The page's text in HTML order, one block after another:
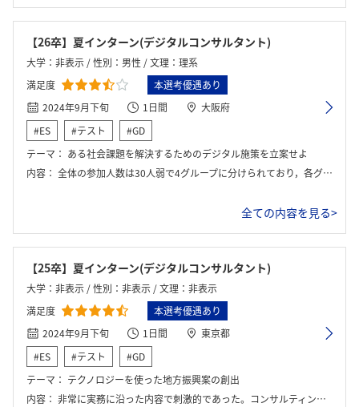
【26卒】夏インターン(デジタルコンサルタント)
大学：非表示 / 性別：男性 / 文理：理系
満足度
本選考優遇あり
2024年9月下旬
1日間
大阪府
#ES
#テスト
#GD
テーマ： ある社会課題を解決するためのデジタル施策を立案せよ
内容： 全体の参加人数は30人弱で4グループに分けられており，各グループに1人マネージャークラスの社員さんがメンターとして付く． 企業・部門説明を簡単に行った後，ワークのテーマに関する説明が行われたのちにすぐにワークに取り掛かる．ワークの進め方は各グループに委ねられていた．ワーク終了後，2グループに分かれてプレゼン・質疑応答を行い，最後は軽食が用意された懇親会（参加は任意）が開かれた．備品としてはホワイトボードを自由に使う事ができた．また，最終発表の形式はPowerPointで，グループのメンバー全員で発表を行った．質疑応答はもう一つのグループのメンター社員と行った．社員さんは常にワークを見守っており，気軽に質問する事ができたし，ワークが詰まっているときにはアドバイスをしてくださった．また，最後の懇親会の際に順に個別FBをいただく事ができ，その際に逆質問で実際の業務内容等を伺う事ができた．
全ての内容を見る>
【25卒】夏インターン(デジタルコンサルタント)
大学：非表示 / 性別：非表示 / 文理：非表示
満足度
本選考優遇あり
2024年9月下旬
1日間
東京都
#ES
#テスト
#GD
テーマ： テクノロジーを使った地方振興案の創出
内容： 非常に実務に沿った内容で刺激的であった。コンサルティングということで、提言を行いつつも、専門的な知識の行使と補助まで行う面白い職種と感じました。